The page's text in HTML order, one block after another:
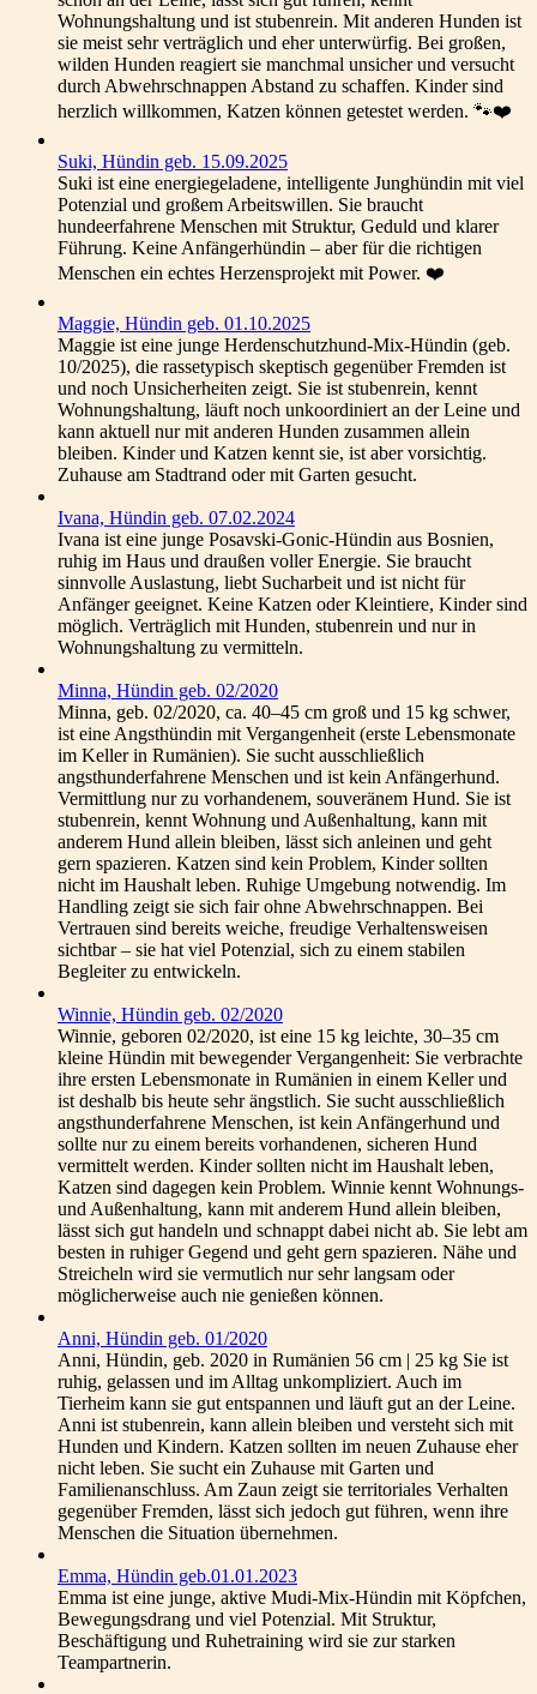
Wohnungshaltung und ist stubenrein. Mit anderen Hunden ist
sie meist sehr verträglich und eher unterwürfig. Bei großen,
wilden Hunden reagiert sie manchmal unsicher und versucht
durch Abwehrschnappen Abstand zu schaffen. Kinder sind
herzlich willkommen, Katzen können getestet werden. 🐾❤️
Suki, Hündin geb. 15.09.2025
Suki ist eine energiegeladene, intelligente Junghündin mit viel
Potenzial und großem Arbeitswillen. Sie braucht
hundeerfahrene Menschen mit Struktur, Geduld und klarer
Führung. Keine Anfängerhündin – aber für die richtigen
Menschen ein echtes Herzensprojekt mit Power. ❤️
Maggie, Hündin geb. 01.10.2025
Maggie ist eine junge Herdenschutzhund-Mix-Hündin (geb.
10/2025), die rassetypisch skeptisch gegenüber Fremden ist
und noch Unsicherheiten zeigt. Sie ist stubenrein, kennt
Wohnungshaltung, läuft noch unkoordiniert an der Leine und
kann aktuell nur mit anderen Hunden zusammen allein
bleiben. Kinder und Katzen kennt sie, ist aber vorsichtig.
Zuhause am Stadtrand oder mit Garten gesucht.
Ivana, Hündin geb. 07.02.2024
Ivana ist eine junge Posavski-Gonic-Hündin aus Bosnien,
ruhig im Haus und draußen voller Energie. Sie braucht
sinnvolle Auslastung, liebt Sucharbeit und ist nicht für
Anfänger geeignet. Keine Katzen oder Kleintiere, Kinder sind
möglich. Verträglich mit Hunden, stubenrein und nur in
Wohnungshaltung zu vermitteln.
Minna, Hündin geb. 02/2020
Minna, geb. 02/2020, ca. 40–45 cm groß und 15 kg schwer,
ist eine Angsthündin mit Vergangenheit (erste Lebensmonate
im Keller in Rumänien). Sie sucht ausschließlich
angsthunderfahrene Menschen und ist kein Anfängerhund.
Vermittlung nur zu vorhandenem, souveränem Hund. Sie ist
stubenrein, kennt Wohnung und Außenhaltung, kann mit
anderem Hund allein bleiben, lässt sich anleinen und geht
gern spazieren. Katzen sind kein Problem, Kinder sollten
nicht im Haushalt leben. Ruhige Umgebung notwendig. Im
Handling zeigt sie sich fair ohne Abwehrschnappen. Bei
Vertrauen sind bereits weiche, freudige Verhaltensweisen
sichtbar – sie hat viel Potenzial, sich zu einem stabilen
Begleiter zu entwickeln.
Winnie, Hündin geb. 02/2020
Winnie, geboren 02/2020, ist eine 15 kg leichte, 30–35 cm
kleine Hündin mit bewegender Vergangenheit: Sie verbrachte
ihre ersten Lebensmonate in Rumänien in einem Keller und
ist deshalb bis heute sehr ängstlich. Sie sucht ausschließlich
angsthunderfahrene Menschen, ist kein Anfängerhund und
sollte nur zu einem bereits vorhandenen, sicheren Hund
vermittelt werden. Kinder sollten nicht im Haushalt leben,
Katzen sind dagegen kein Problem. Winnie kennt Wohnungs-
und Außenhaltung, kann mit anderem Hund allein bleiben,
lässt sich gut handeln und schnappt dabei nicht ab. Sie lebt am
besten in ruhiger Gegend und geht gern spazieren. Nähe und
Streicheln wird sie vermutlich nur sehr langsam oder
möglicherweise auch nie genießen können.
Anni, Hündin geb. 01/2020
Anni, Hündin, geb. 2020 in Rumänien 56 cm | 25 kg Sie ist
ruhig, gelassen und im Alltag unkompliziert. Auch im
Tierheim kann sie gut entspannen und läuft gut an der Leine.
Anni ist stubenrein, kann allein bleiben und versteht sich mit
Hunden und Kindern. Katzen sollten im neuen Zuhause eher
nicht leben. Sie sucht ein Zuhause mit Garten und
Familienanschluss. Am Zaun zeigt sie territoriales Verhalten
gegenüber Fremden, lässt sich jedoch gut führen, wenn ihre
Menschen die Situation übernehmen.
Emma, Hündin geb.01.01.2023
Emma ist eine junge, aktive Mudi-Mix-Hündin mit Köpfchen,
Bewegungsdrang und viel Potenzial. Mit Struktur,
Beschäftigung und Ruhetraining wird sie zur starken
Teampartnerin.